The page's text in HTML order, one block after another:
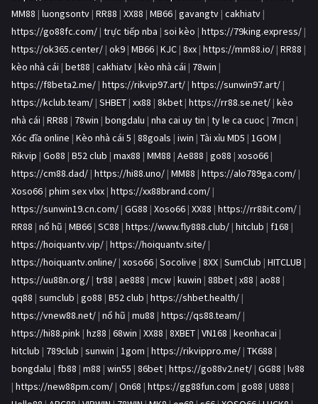
MM88 | luongsontv | RR88 | XX88 | MB66 | gavangtv | cakhiatv |
https://go88fc.com/ | trực tiếp nba | soi kèo | https://79king.express/ |
https://ok365.center/ | ok9 | MB66 | KJC | 8xx | https://mm88.io/ | RR88 |
kèo nhà cái | bet88 | cakhiatv | kèo nhà cái | 78win |
https://f8beta2.me/ | https://rikvip97.art/ | https://sunwin97.art/ |
https://kclub.team/ | SHBET | xx88 | 8kbet | https://rr88.se.net/ | kèo
nhà cái | RR88 | 78win | bongdalu | nha cai uy tin | ty le ca cuoc | 7mcn |
Xóc đĩa online | Kèo nhà cái 5 | 88goals | iwin | Tài xỉu MD5 | 1GOM |
Rikvip | Go88 | B52 club | max88 | MM88 | Ae888 | go88 | xoso66 |
https://cm88.dad/ | https://hi88.uno/ | MM88 | https://alo789ga.com/ |
Xoso66 | phim sex vlxx | https://xx88brand.com/ |
https://sunwin19.cn.com/ | GG88 | Xoso66 | XX88 | https://rr88it.com/ |
RR88 | nổ hũ | MB66 | SC88 | https://www.fly888.club/ | hitclub | f168 |
https://hoiquantv.vip/ | https://hoiquantv.site/ |
https://hoiquantv.online/ | xoso66 | Socolive | 8XX | SumClub | HITCLUB |
https://uu88n.org/ | tr88 | ae888 | mcw | kuwin | 88bet | x88 | ao88 |
qq88 | sumclub | go88 | B52 club | https://shbet.health/ |
https://vnew88.net/ | nổ hũ | mu88 | https://qs88.team/ |
https://hi88.pink | hz88 | 68win | XX88 | 8XBET | VN168 | keonhacai |
hitclub | 789club | sunwin | 1gom | https://rikvippro.me/ | TK688 |
bongdalu | fb88 | m88 | win55 | 86bet | https://go88v2.net/ | GG88 | lv88
| https://new88pm.com/ | On68 | https://gg88fun.com | go88 | U888 |